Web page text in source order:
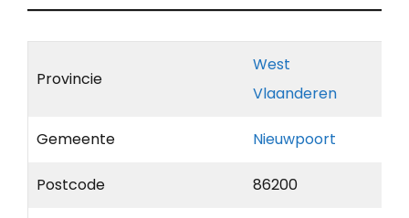
Provincie
West
Vlaanderen
Gemeente Nieuwpoort
Postcode 86200